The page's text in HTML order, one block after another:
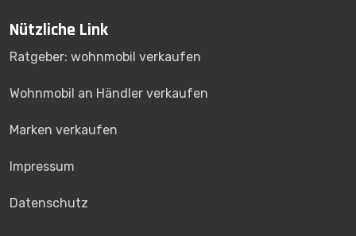
Nützliche Link
Ratgeber: wohnmobil verkaufen
Wohnmobil an Händler verkaufen
Marken verkaufen
Impressum
Datenschutz